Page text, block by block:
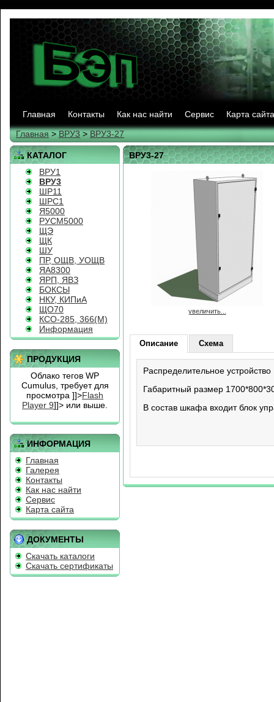
Главная Контакты Как нас найти Сервис
Карта сайта
Главная > ВРУ3 >ВРУ3-27
КАТАЛОГ
ВРУ1
ВРУ3
ШР11
ШРС1
Я5000
РУСМ5000
ЩЭ
ЩК
ШУ
ПР, ОЩВ, УОЩВ
ЯА8300
ЯРП, ЯВЗ
БОКСЫ
НКУ, КИПиА
ЩО70
КСО-285, 366(М)
Информация
ПРОДУКЦИЯ
Облако тегов WP
Cumulus, требует для
просмотра ]]>Flash
Player 9]]> или выше.
ИНФОРМАЦИЯ
Главная
Галерея
Контакты
Как нас найти
Сервис
Карта сайта
ДОКУМЕНТЫ
Скачать каталоги
Скачать сертификаты
ВРУ3-27
увеличить...
Описание Схема
Распределительное устройство
Габаритный размер
В состав шкафа входит блок